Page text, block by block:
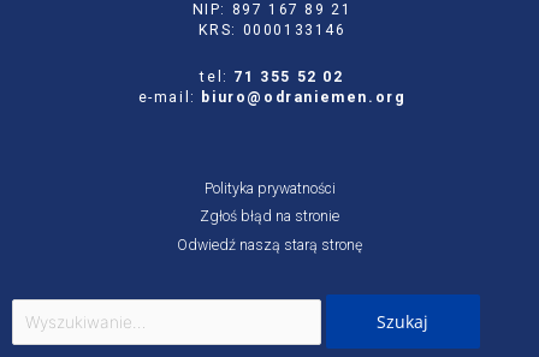
NIP: 897 167 89 21
KRS: 0000133146
tel: 71 355 52 02
e-mail:
biuro@odraniemen.org
Polityka prywatności
Zgłoś błąd na stronie
Odwiedź naszą starą stronę
Szukaj
dla: